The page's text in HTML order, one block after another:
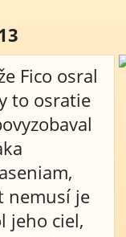
Fico osral
to osratie
nemusí je
jeho ciel,